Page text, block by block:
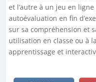
et l’autre à un jeu en
autoévaluation en fin
sur sa compréhension et
utilisation en classe ou à
apprentissage et